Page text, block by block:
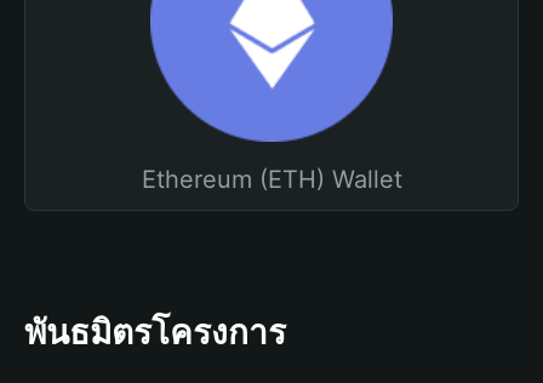
Ethereum (ETH) Wallet
พันธมิตรโครงการ